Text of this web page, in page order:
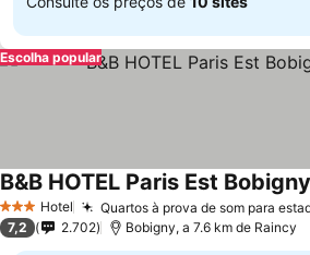
Escolha popular
3 EstrelasHotel Quartos à prova de som para
B&B HOTEL Paris Est
7,2 2.702 Bobigny, a 7.6 km de Raincy